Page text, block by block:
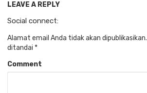
LEAVE A REPLY
Social connect:
Alamat email Anda tidak akan dipublikasikan.
ditandai *
Comment